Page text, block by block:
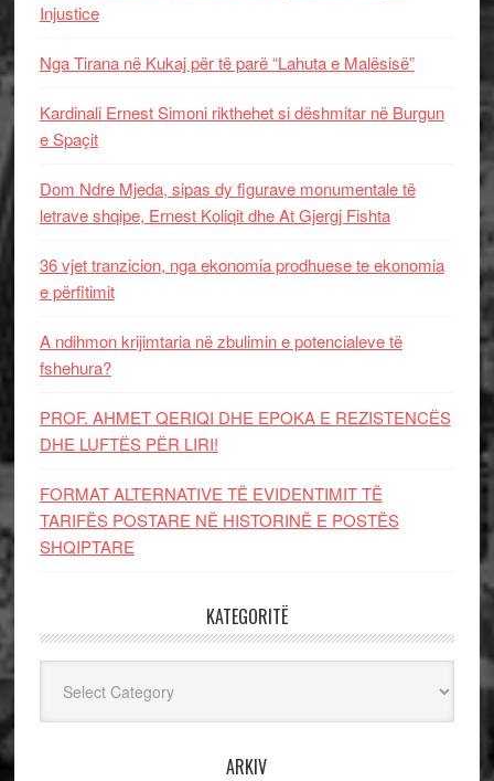
Injustice
Nga Tirana në Kukaj për të parë “Lahuta e Malësisë”
Kardinali Ernest Simoni rikthehet si dëshmitar në Burgun
e Spaçit
Dom Ndre Mjeda, sipas dy figurave monumentale të
letrave shqipe, Ernest Koliqit dhe At Gjergj Fishta
36 vjet tranzicion, nga ekonomia prodhuese te ekonomia
e përfitimit
A ndihmon krijimtaria në zbulimin e potencialeve të
fshehura?
PROF. AHMET QERIQI DHE EPOKA E REZISTENCЁS
DHE LUFTЁS PЁR LIRI!
FORMAT ALTERNATIVE TË EVIDENTIMIT TË
TARIFËS POSTARE NË HISTORINË E POSTËS
SHQIPTARE
KATEGORITË
ARKIV